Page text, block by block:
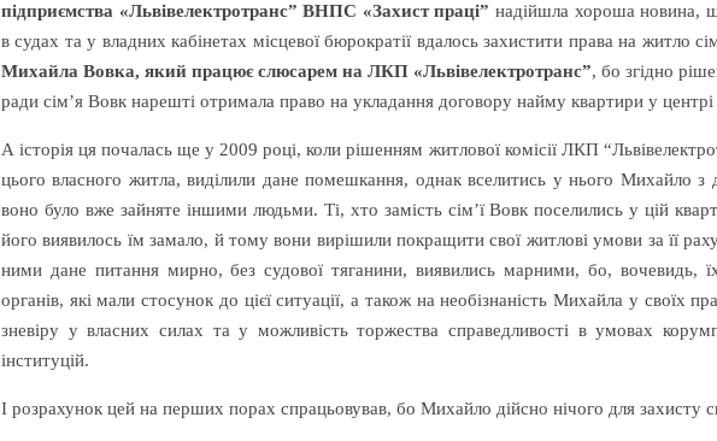
підприємства «Львівелектротранс” ВНПС «Захист праці” надійшла хороша новина,
в судах та у владних кабінетах місцевої бюрократії вдалось захистити права на житло
Михайла Вовка, який працює слюсарем на ЛКП «Львівелектротранс”, бо згідно
ради сім’я Вовк нарешті отримала право на укладання договору найму квартири у центрі
А історія ця почалась ще у 2009 році, коли рішенням житлової комісії ЛКП
цього власного житла, виділили дане помешкання, однак вселитись у нього Михайло
воно було вже зайняте іншими людьми. Ті, хто замість сім’ї Вовк поселились у цій
його виявилось їм замало, й тому вони вирішили покращити свої житлові умови за її
ними дане питання мирно, без судової тяганини, виявились марними, бо, вочевидь,
органів, які мали стосунок до цієї ситуації, а також на необізнаність Михайла у своїх
зневіру у власних силах та у можливість торжества справедливості в умовах
інституцій.
І розрахунок цей на перших порах спрацьовував, бо Михайло дійсно нічого для захисту